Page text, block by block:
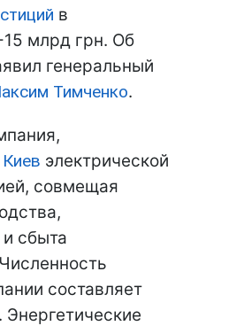
в
15 млрд грн. Об
генеральный
Тимченко.
Киев электрической
совмещая
сбыта
составляет
Энергетические